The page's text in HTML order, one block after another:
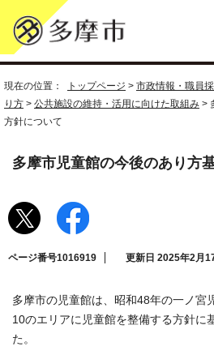
現在の位置： トップページ > 市政情報・職員
り方 > 公共施設の維持・活用に向けた取組み >
方針について
多摩市児童館の今後のあり方
ページ番号1016919 更新日 2025年2月
多摩市の児童館は、昭和48年の一ノ宮
10のエリアに児童館を整備する方針に
た。